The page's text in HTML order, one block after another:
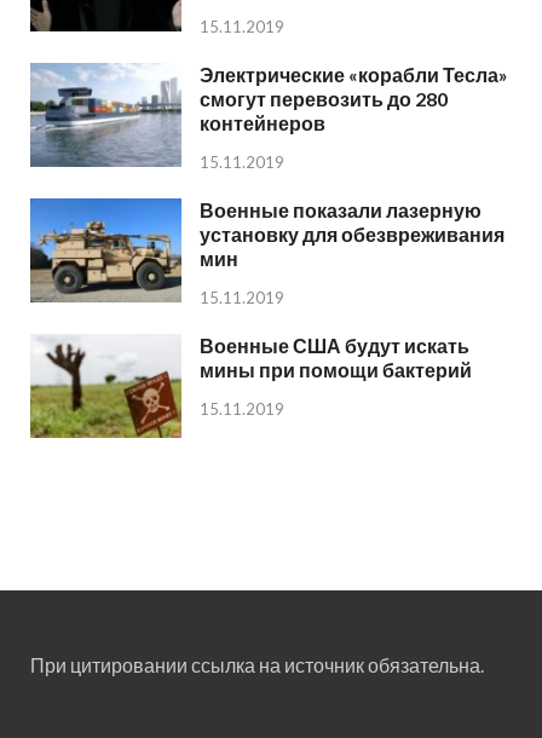
15.11.2019
Электрические «корабли Тесла»
смогут перевозить до 280
контейнеров
15.11.2019
Военные показали лазерную
установку для обезвреживания
мин
15.11.2019
Военные США будут искать
мины при помощи бактерий
15.11.2019
При цитировании ссылка на источник обязательна.